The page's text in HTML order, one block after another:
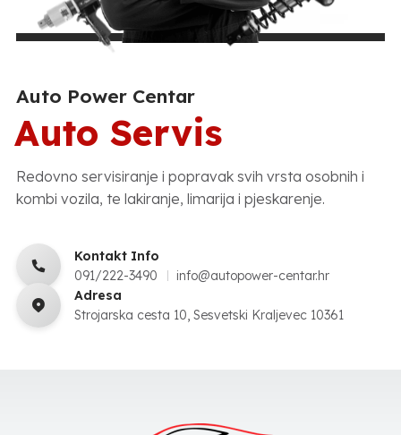
Auto Power Centar
Auto Servis
Redovno servisiranje i popravak svih vrsta osobnih i
kombi vozila, te lakiranje, limarija i pjeskarenje.
Kontakt Info
091/222-3490
info@autopower-centar.hr
Adresa
Strojarska cesta 10, Sesvetski Kraljevec 10361